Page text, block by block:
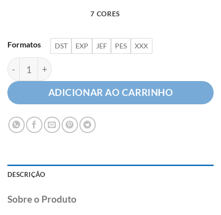
Formatos DST EXP JEF PES XXX
Letra X com Detalhes Florais quantidade
ADICIONAR AO CARRINHO
DESCRIÇÃO
Sobre o Produto